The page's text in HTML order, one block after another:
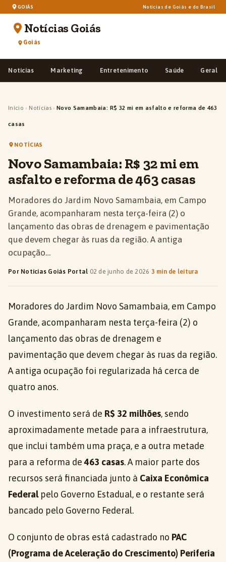
GOIÁS Notícias de Goiás e do Brasil
Notícias Goiás
Goiás
Notícias Marketing Entretenimento Saúde Geral
Início › Notícias › Novo Samambaia: R$ 32 mi em asfalto e reforma de 463
casas
NOTÍCIAS
Novo Samambaia: R$ 32 mi em
asfalto e reforma de 463 casas
Moradores do Jardim Novo Samambaia, em Campo
Grande, acompanharam nesta terça-feira (2) o
lançamento das obras de drenagem e pavimentação
que devem chegar às ruas da região. A antiga
ocupação…
Por Notícias Goiás Portal· 02 de junho de 2026·3 min de leitura
Moradores do Jardim Novo Samambaia, em Campo
Grande, acompanharam nesta terça-feira (2) o
lançamento das obras de drenagem e
pavimentação que devem chegar às ruas da região.
A antiga ocupação foi regularizada há cerca de
quatro anos.
O investimento será de R$ 32 milhões, sendo
aproximadamente metade para a infraestrutura,
que inclui também uma praça, e a outra metade
para a reforma de463 casas. A maior parte dos
recursos será financiada junto à Caixa Econômica
Federalpelo Governo Estadual, e o restante será
bancado pelo Governo Federal.
O conjunto de obras está cadastrado no PAC
(Programa de Aceleração do Crescimento) Periferia